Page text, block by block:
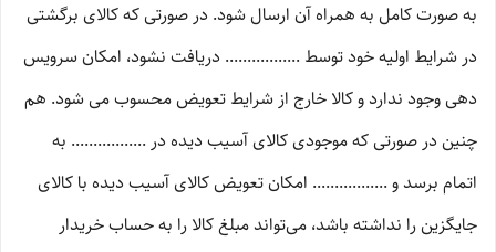
به صورت کامل به همراه آن ارسال شود. در صورتی که کالای برگشتی
در شرایط اولیه خود توسط ................. دریافت نشود، امکان سرویس
دهی وجود ندارد و کالا خارج از شرایط تعویض محسوب می شود. هم
چنین در صورتی که موجودی کالای آسیب دیده در ................. به
اتمام برسد و ................. امکان تعویض کالای آسیب دیده با کالای
جایگزین را نداشته باشد، می‌تواند مبلغ کالا را به حساب خریدار